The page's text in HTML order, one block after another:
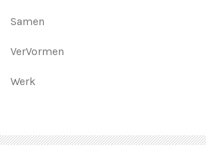
Samen
VerVormen
Werk